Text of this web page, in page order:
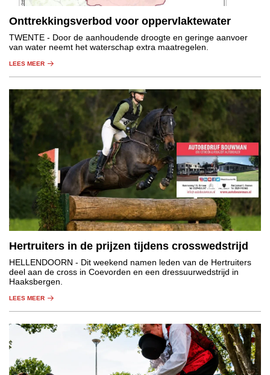
Onttrekkingsverbod voor oppervlaktewater
TWENTE - Door de aanhoudende droogte en geringe aanvoer
van water neemt het waterschap extra maatregelen.
LEES MEER
Hertruiters in de prijzen tijdens crosswedstrijd
HELLENDOORN - Dit weekend namen leden van de Hertruiters
deel aan de cross in Coevorden en een dressuurwedstrijd in
Haaksbergen.
LEES MEER